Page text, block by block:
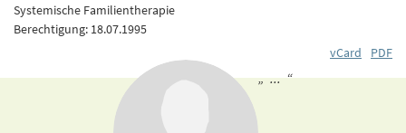
Systemische Familientherapie
Berechtigung: 18.07.1995
vCard
PDF
„ ... “